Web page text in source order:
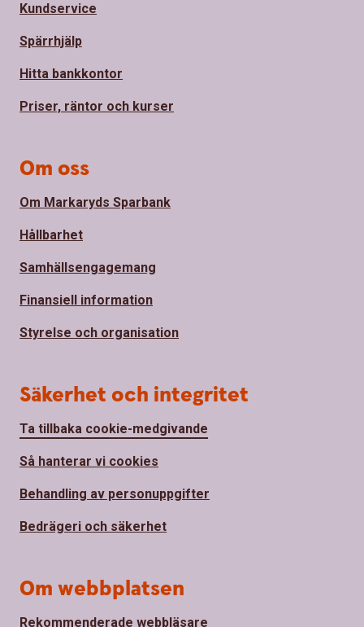
Kundservice
Spärrhjälp
Hitta bankkontor
Priser, räntor och kurser
Om oss
Om Markaryds Sparbank
Hållbarhet
Samhällsengagemang
Finansiell information
Styrelse och organisation
Säkerhet och integritet
Ta tillbaka cookie-medgivande
Så hanterar vi cookies
Behandling av personuppgifter
Bedrägeri och säkerhet
Om webbplatsen
Rekommenderade webbläsare